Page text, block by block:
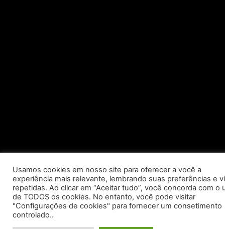
Usamos cookies em nosso site para oferecer a você a
experiência mais relevante, lembrando suas preferências e
repetidas. Ao clicar em “Aceitar tudo”, você concorda com o
de TODOS os cookies. No entanto, você pode visitar
"Configurações de cookies" para fornecer um consetimento
controlado..